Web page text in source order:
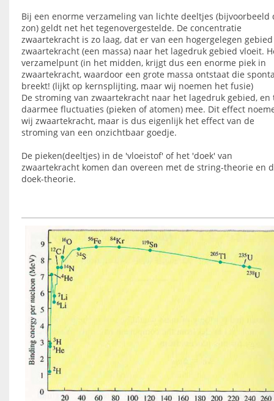
Bij een enorme verzameling van lichte deeltjes (bijvoorbeeld
zon) geldt net het tegenovergestelde. De concentratie
zwaartekracht is zo laag, dat er van een hogergelegen gebied
zwaartekracht (een massa) naar het lagedruk gebied vloeit.
verzamelpunt (in het midden, krijgt dus een enorme piek in
zwaartekracht, waardoor een grote massa ontstaat die
breekt! (lijkt op kernsplijting, maar wij noemen het fusie)
De stroming van zwaartekracht naar het lagedruk gebied, en
daarmee fluctuaties (pieken of atomen) mee. Dit effect
wij zwaartekracht, maar is dus eigenlijk het effect van de
stroming van een onzichtbaar goedje.
De pieken(deeltjes) in de 'vloeistof' of het 'doek' van
zwaartekracht komen dan overeen met de string-theorie en
doek-theorie.